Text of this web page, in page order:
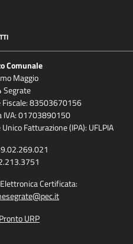
Comunale
Maggio
Segrate
Fiscale: 83503670156
IVA: 01703890150
Unico Fatturazione (IPA): UFLPIA
Certificata:
Pronto URP